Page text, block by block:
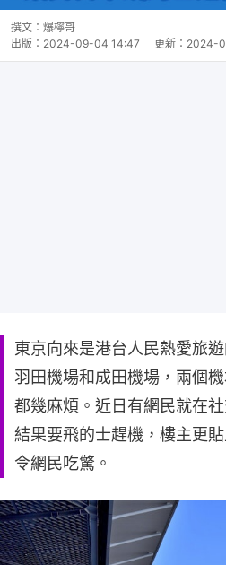
撰文： 爆檸哥
出版： 2024-09-04 14:47 更新： 2024-
東京向來是港台人民熱愛旅
羽田機場和成田機場，兩個
都幾麻煩。近日有網民就在
結果要飛的士趕機，樓主更
令網民吃驚。